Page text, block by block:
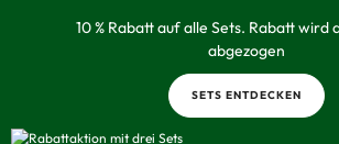
springen10 % Rabatt auf alle Sets. Rabatt wird
abgezogen
SETS ENTDECKEN